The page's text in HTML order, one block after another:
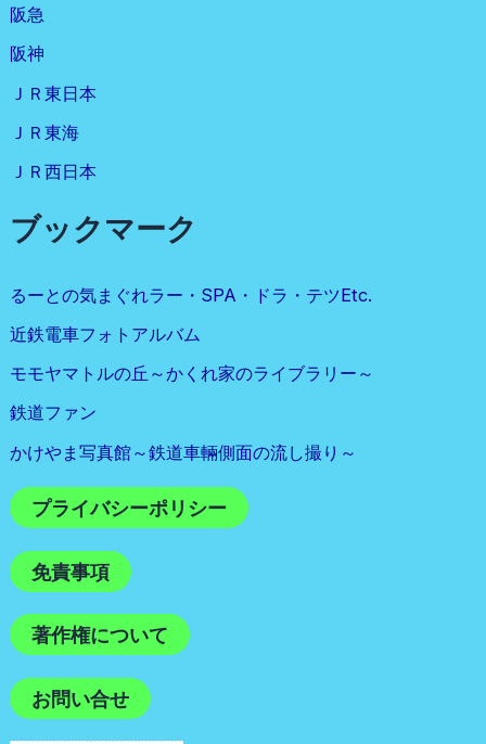
阪急
阪神
ＪＲ東日本
ＪＲ東海
ＪＲ西日本
ブックマーク
るーとの気まぐれラー・SPA・ドラ・テツetc.
近鉄電車フォトアルバム
モモヤマトルの丘～かくれ家のライブラリー～
鉄道ファン
かけやま写真館～鉄道車輛側面の流し撮り～
プライバシーポリシー
免責事項
著作権について
お問い合せ